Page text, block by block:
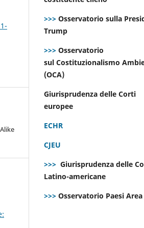
>>> Osservatorio sulla
Trump
>>> Osservatorio
sul Costituzionalismo
(OCA)
Giurisprudenza delle Corti
europee
ECHR
CJEU
>>> Giurisprudenza delle
Latino-americane
>>> Osservatorio Paesi